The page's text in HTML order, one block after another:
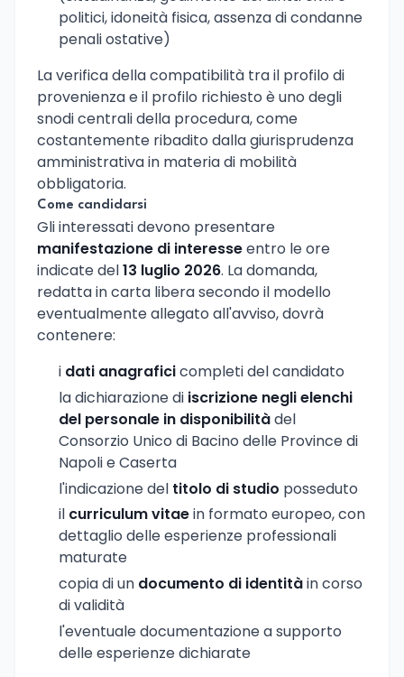
politici, idoneità fisica, assenza di condanne
penali ostative)
La verifica della compatibilità tra il profilo di
provenienza e il profilo richiesto è uno degli
snodi centrali della procedura, come
costantemente ribadito dalla giurisprudenza
amministrativa in materia di mobilità
obbligatoria.
Come candidarsi
Gli interessati devono presentare
manifestazione di interesseentro le ore
indicate del13 luglio 2026. La domanda,
redatta in carta libera secondo il modello
eventualmente allegato all'avviso, dovrà
contenere:
i dati anagraficicompleti del candidato
la dichiarazione di iscrizione negli elenchi
del personale in disponibilitàdel
Consorzio Unico di Bacino delle Province di
Napoli e Caserta
l'indicazione del titolo di studio posseduto
il curriculum vitaein formato europeo, con
dettaglio delle esperienze professionali
maturate
copia di un documento di identitàin corso
di validità
l'eventuale documentazione a supporto
delle esperienze dichiarate